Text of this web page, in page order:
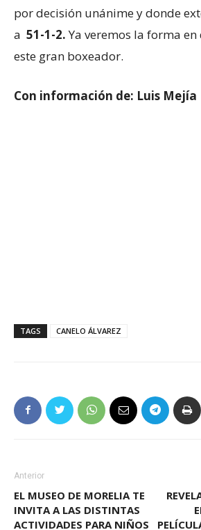
por decisión unánime y donde
a 51-1-2.Ya veremos la forma
este gran boxeador.
Con información de: Luis Mejía
TAGS CANELO ÁLVAREZ
Anterior
EL MUSEO DE MORELIA TE
INVITA A LAS DISTINTAS
ACTIVIDADES PARA NIÑOS